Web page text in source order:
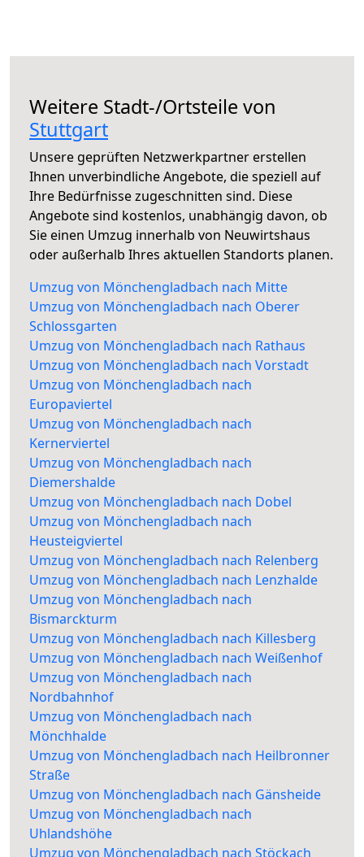
Weitere Stadt-/Ortsteile von
Stuttgart
Unsere geprüften Netzwerkpartner erstellen
Ihnen unverbindliche Angebote, die speziell auf
Ihre Bedürfnisse zugeschnitten sind. Diese
Angebote sind kostenlos, unabhängig davon, ob
Sie einen Umzug innerhalb von Neuwirtshaus
oder außerhalb Ihres aktuellen Standorts planen.
Umzug von Mönchengladbach nach Mitte
Umzug von Mönchengladbach nach Oberer
Schlossgarten
Umzug von Mönchengladbach nach Rathaus
Umzug von Mönchengladbach nach Vorstadt
Umzug von Mönchengladbach nach
Europaviertel
Umzug von Mönchengladbach nach
Kernerviertel
Umzug von Mönchengladbach nach
Diemershalde
Umzug von Mönchengladbach nach Dobel
Umzug von Mönchengladbach nach
Heusteigviertel
Umzug von Mönchengladbach nach Relenberg
Umzug von Mönchengladbach nach Lenzhalde
Umzug von Mönchengladbach nach
Bismarckturm
Umzug von Mönchengladbach nach Killesberg
Umzug von Mönchengladbach nach Weißenhof
Umzug von Mönchengladbach nach
Nordbahnhof
Umzug von Mönchengladbach nach
Mönchhalde
Umzug von Mönchengladbach nach Heilbronner
Straße
Umzug von Mönchengladbach nach Gänsheide
Umzug von Mönchengladbach nach
Uhlandshöhe
Umzug von Mönchengladbach nach Stöckach